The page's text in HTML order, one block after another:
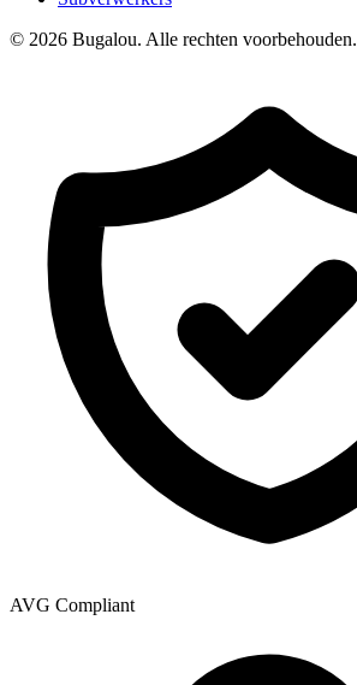
© 2026 Bugalou. Alle rechten voorbehouden.
AVG Compliant